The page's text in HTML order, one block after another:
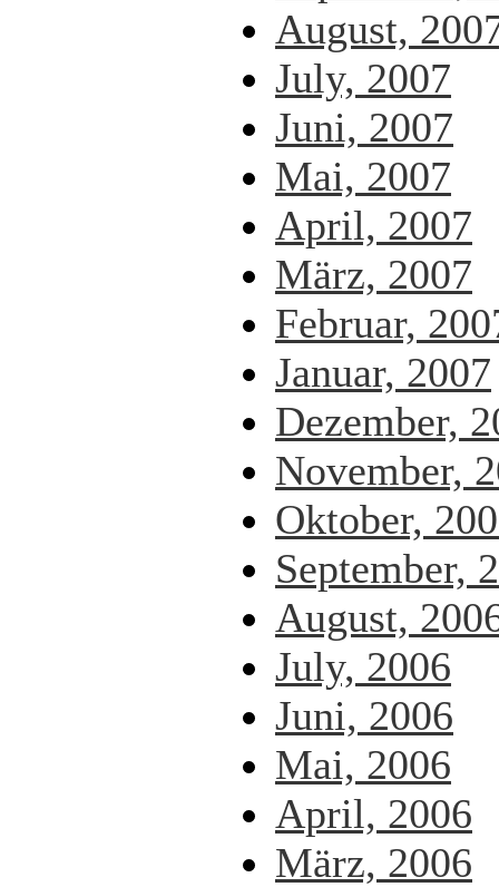
August,
July, 2007
Juni, 2007
Mai, 2007
April, 2007
März, 2007
Februar,
Januar, 2007
Dezember,
November,
Oktober,
September,
August,
July, 2006
Juni, 2006
Mai, 2006
April, 2006
März, 2006